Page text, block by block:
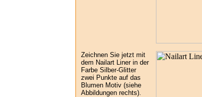
Zeichnen Sie jetzt mit
dem Nailart Liner in der
Farbe Silber-Glitter
zwei Punkte auf das
Blumen Motiv (siehe
Abbildungen rechts).